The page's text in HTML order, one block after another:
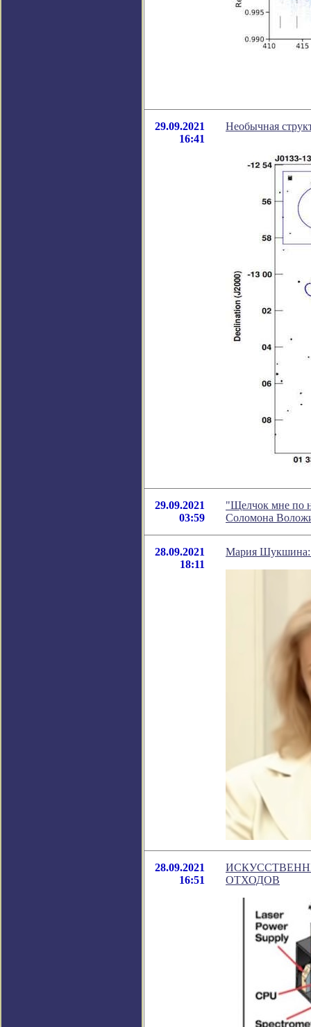
29.09.2021
16:41
Необычная
29.09.2021
03:59
"Щелчок мне по
Соломона
28.09.2021
18:11
Мария Шукшина:
28.09.2021
16:51
ОТХОДОВ